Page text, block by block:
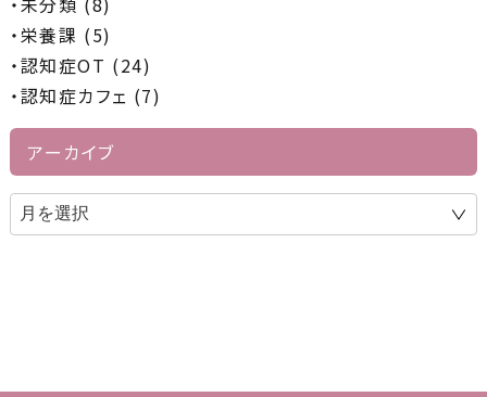
栄養課 (5)
認知症OT (24)
認知症カフェ (7)
アーカイブ